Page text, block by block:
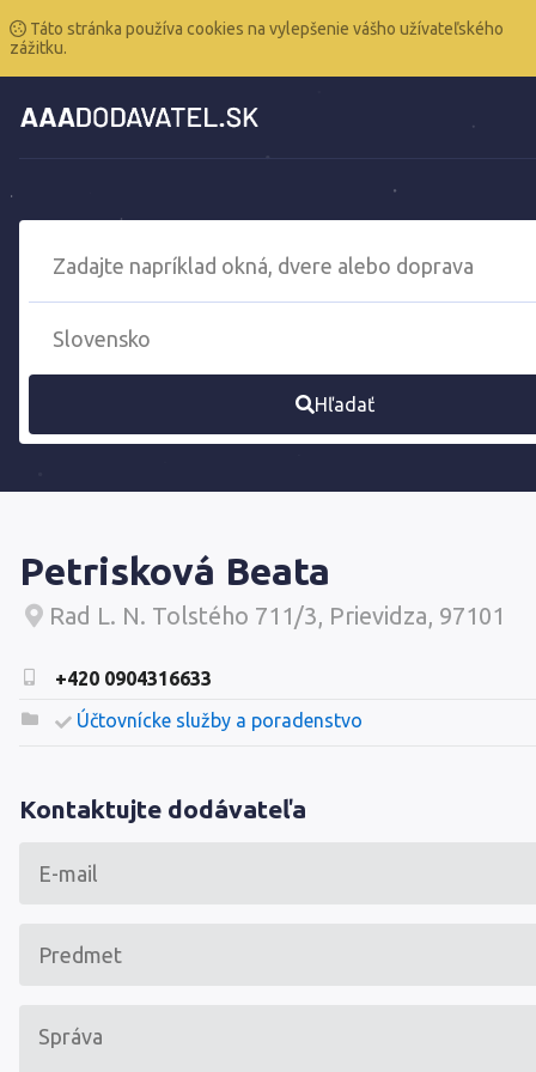
Táto stránka používa cookies na vylepšenie vášho užívateľského
zážitku.
Hľadať
Petrisková Beata
Rad L. N. Tolstého 711/3, Prievidza, 97101
+420 0904316633
Účtovnícke služby a poradenstvo
Kontaktujte dodávateľa